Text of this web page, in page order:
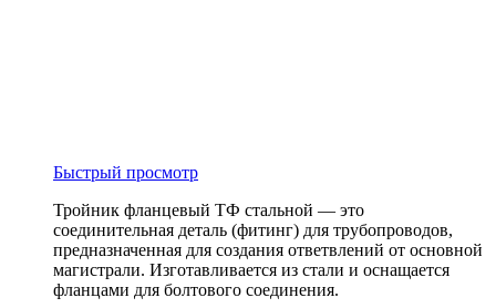
Быстрый просмотр
Тройник фланцевый ТФ стальной — это
соединительная деталь (фитинг) для трубопроводов,
предназначенная для создания ответвлений от основной
магистрали. Изготавливается из стали и оснащается
фланцами для болтового соединения.